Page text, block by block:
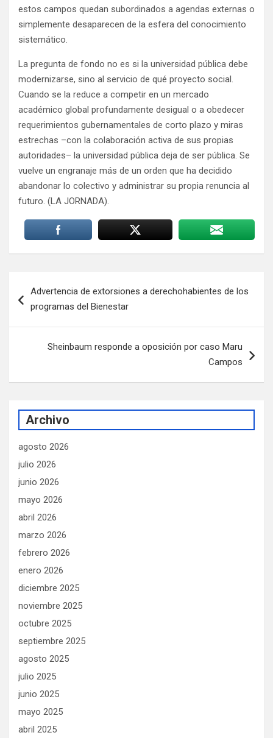
estos campos quedan subordinados a agendas externas o
simplemente desaparecen de la esfera del conocimiento
sistemático.
La pregunta de fondo no es si la universidad pública debe
modernizarse, sino al servicio de qué proyecto social.
Cuando se la reduce a competir en un mercado
académico global profundamente desigual o a obedecer
requerimientos gubernamentales de corto plazo y miras
estrechas –con la colaboración activa de sus propias
autoridades– la universidad pública deja de ser pública. Se
vuelve un engranaje más de un orden que ha decidido
abandonar lo colectivo y administrar su propia renuncia al
futuro. (LA JORNADA).
de
Advertencia de extorsiones a derechohabientes de los
programas del Bienestar
Sheinbaum responde a oposición por caso Maru
Campos
Archivo
agosto 2026
julio 2026
junio 2026
mayo 2026
abril 2026
marzo 2026
febrero 2026
enero 2026
diciembre 2025
noviembre 2025
octubre 2025
septiembre 2025
agosto 2025
julio 2025
junio 2025
mayo 2025
abril 2025